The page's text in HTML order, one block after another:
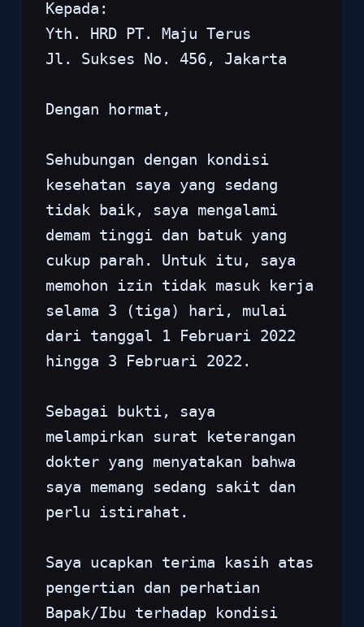
Kepada:
Yth. HRD PT. Maju Terus
Jl. Sukses No. 456, Jakarta
Dengan hormat,
Sehubungan dengan kondisi
kesehatan saya yang sedang
tidak baik, saya mengalami
demam tinggi dan batuk yang
cukup parah. Untuk itu, saya
memohon izin tidak masuk kerja
selama 3 (tiga) hari, mulai
dari tanggal 1 Februari 2022
hingga 3 Februari 2022.
Sebagai bukti, saya
melampirkan surat keterangan
dokter yang menyatakan bahwa
saya memang sedang sakit dan
perlu istirahat.
Saya ucapkan terima kasih atas
pengertian dan perhatian
Bapak/Ibu terhadap kondisi